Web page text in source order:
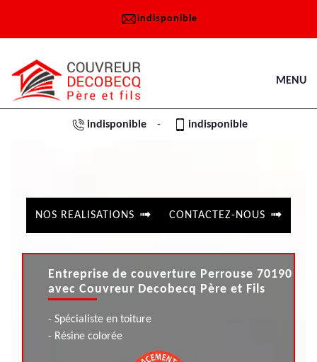
indisponible
MENU
indisponible - indisponible
NOS REALISATIONS CONTACTEZ-NOUS
Entreprise de couverture Perrouse 70190
avec Couvreur Decobecq Père et Fils
- Spécialiste en toiture
- Résine colorée